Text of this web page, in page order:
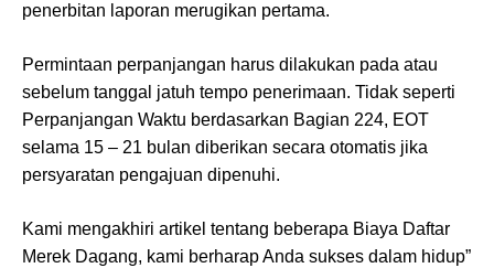
penerbitan laporan merugikan pertama.
Permintaan perpanjangan harus dilakukan pada atau
sebelum tanggal jatuh tempo penerimaan. Tidak seperti
Perpanjangan Waktu berdasarkan Bagian 224, EOT
selama 15 – 21 bulan diberikan secara otomatis jika
persyaratan pengajuan dipenuhi.
Kami mengakhiri artikel tentang beberapa Biaya Daftar
Merek Dagang, kami berharap Anda sukses dalam hidup”